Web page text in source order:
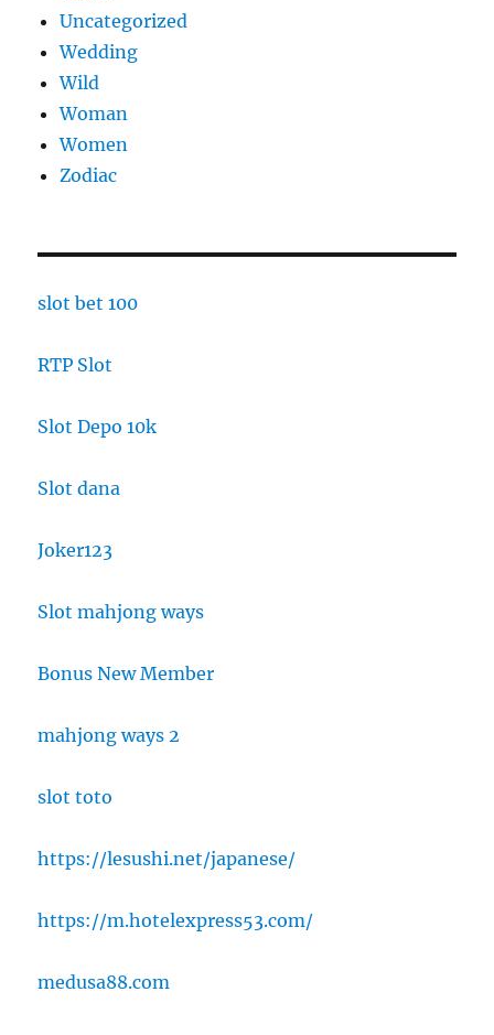
Uncategorized
Wedding
Wild
Woman
Women
Zodiac
slot bet 100
RTP Slot
Slot Depo 10k
Slot dana
Joker123
Slot mahjong ways
Bonus New Member
mahjong ways 2
slot toto
https://lesushi.net/japanese/
https://m.hotelexpress53.com/
medusa88.com